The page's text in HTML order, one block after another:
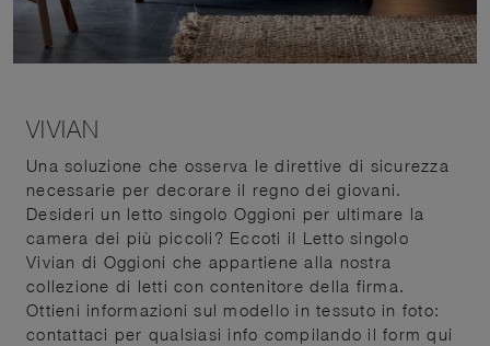
VIVIAN
Una soluzione che osserva le direttive di sicurezza
necessarie per decorare il regno dei giovani.
Desideri un letto singolo Oggioni per ultimare la
camera dei più piccoli? Eccoti il Letto singolo
Vivian di Oggioni che appartiene alla nostra
collezione di letti con contenitore della firma.
Ottieni informazioni sul modello in tessuto in foto:
contattaci per qualsiasi info compilando il form qui